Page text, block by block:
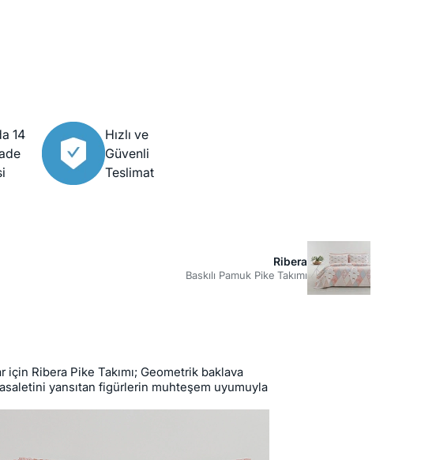
14
Hızlı ve
Güvenli
Teslimat
Ribera
Baskılı Pamuk Pike Takımı
için Ribera Pike Takımı; Geometrik baklava
yansıtan figürlerin muhteşem uyumuyla